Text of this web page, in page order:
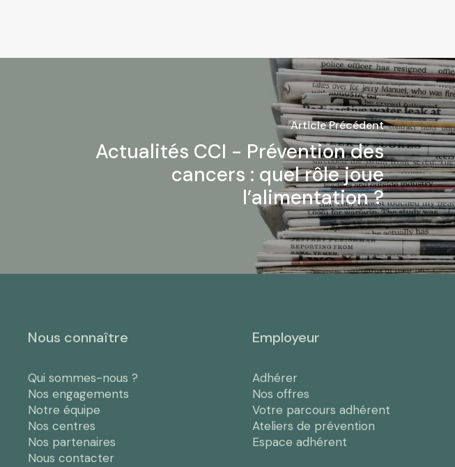
Article Précédent
Actualités CCI - Prévention des
cancers : quel rôle joue
l’alimentation ?
Nous connaître
Qui sommes-nous ?
Nos engagements
Notre équipe
Nos centres
Nos partenaires
Nous contacter
Employeur
Adhérer
Nos offres
Votre parcours adhérent
Ateliers de prévention
Espace adhérent